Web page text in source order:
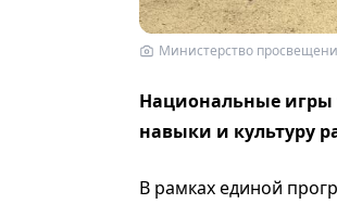
Министерство
Национальные
навыки и культуру
В рамках единой